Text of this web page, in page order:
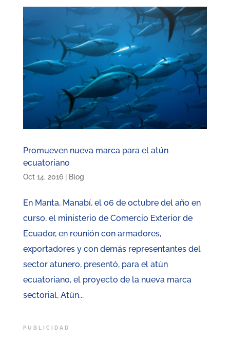
Promueven nueva marca para el atún
ecuatoriano
Oct 14, 2016| Blog
En Manta, Manabí, el 06 de octubre del año en
curso, el ministerio de Comercio Exterior de
Ecuador, en reunión con armadores,
exportadores y con demás representantes del
sector atunero, presentó, para el atún
ecuatoriano, el proyecto de la nueva marca
sectorial, Atún...